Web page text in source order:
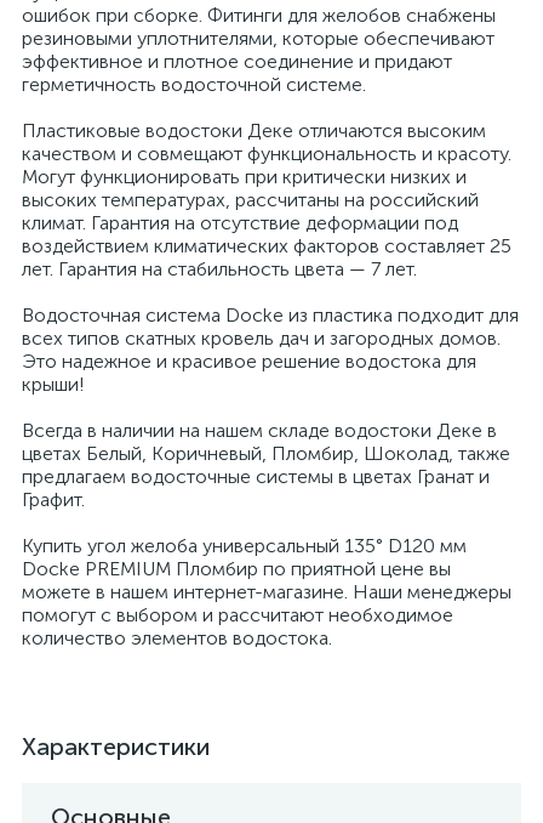
ошибок при сборке. Фитинги для желобов снабжены
резиновыми уплотнителями, которые обеспечивают
эффективное и плотное соединение и придают
герметичность водосточной системе.
Пластиковые водостоки Деке отличаются высоким
качеством и совмещают функциональность и красоту.
Могут функционировать при критически низких и
высоких температурах, рассчитаны на российский
климат. Гарантия на отсутствие деформации под
воздействием климатических факторов составляет 25
лет. Гарантия на стабильность цвета — 7 лет.
Водосточная система Docke из пластика подходит для
всех типов скатных кровель дач и загородных домов.
Это надежное и красивое решение водостока для
крыши!
Всегда в наличии на нашем складе водостоки Деке в
цветах Белый, Коричневый, Пломбир, Шоколад, также
предлагаем водосточные системы в цветах Гранат и
Графит.
Купить угол желоба универсальный 135° D120 мм
Docke PREMIUM Пломбир по приятной цене вы
можете в нашем интернет-магазине. Наши менеджеры
помогут с выбором и рассчитают необходимое
количество элементов водостока.
Характеристики
Основные